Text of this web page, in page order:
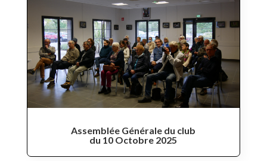
Assemblée Générale du club
du 10 Octobre 2025